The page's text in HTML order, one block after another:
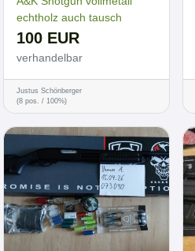
echtholz auch tausch
100 EUR
verhandelbar
Justus Schönberger
(8 pos. / 100%)